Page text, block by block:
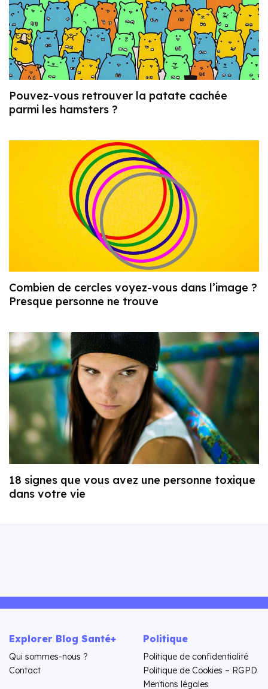
Pouvez-vous retrouver la patate cachée
parmi les hamsters ?
Combien de cercles voyez-vous dans l’image ?
Presque personne ne trouve
18 signes que vous avez une personne toxique
dans votre vie
Explorer Blog Santé+
Qui sommes-nous ?
Contact
Politique
Politique de confidentialité
Politique de Cookies – RGPD
Mentions légales